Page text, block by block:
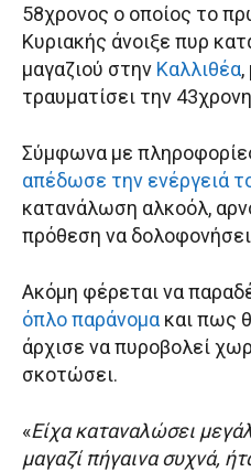
58χρονος ο οποίος το
Κυριακής άνοιξε πυρ
μαγαζιού στην Καλλιθέα,
τραυματίσει την
Σύμφωνα με
απέδωσε την ενέργειά
κατανάλωση αλκοόλ,
πρόθεση να
Ακόμη φέρεται να
όπλο παράνομακαι πως
άρχισε να πυροβολεί
σκοτώσει.
«Είχα καταναλώσει
μαγαζί πήγαινα συχνά,